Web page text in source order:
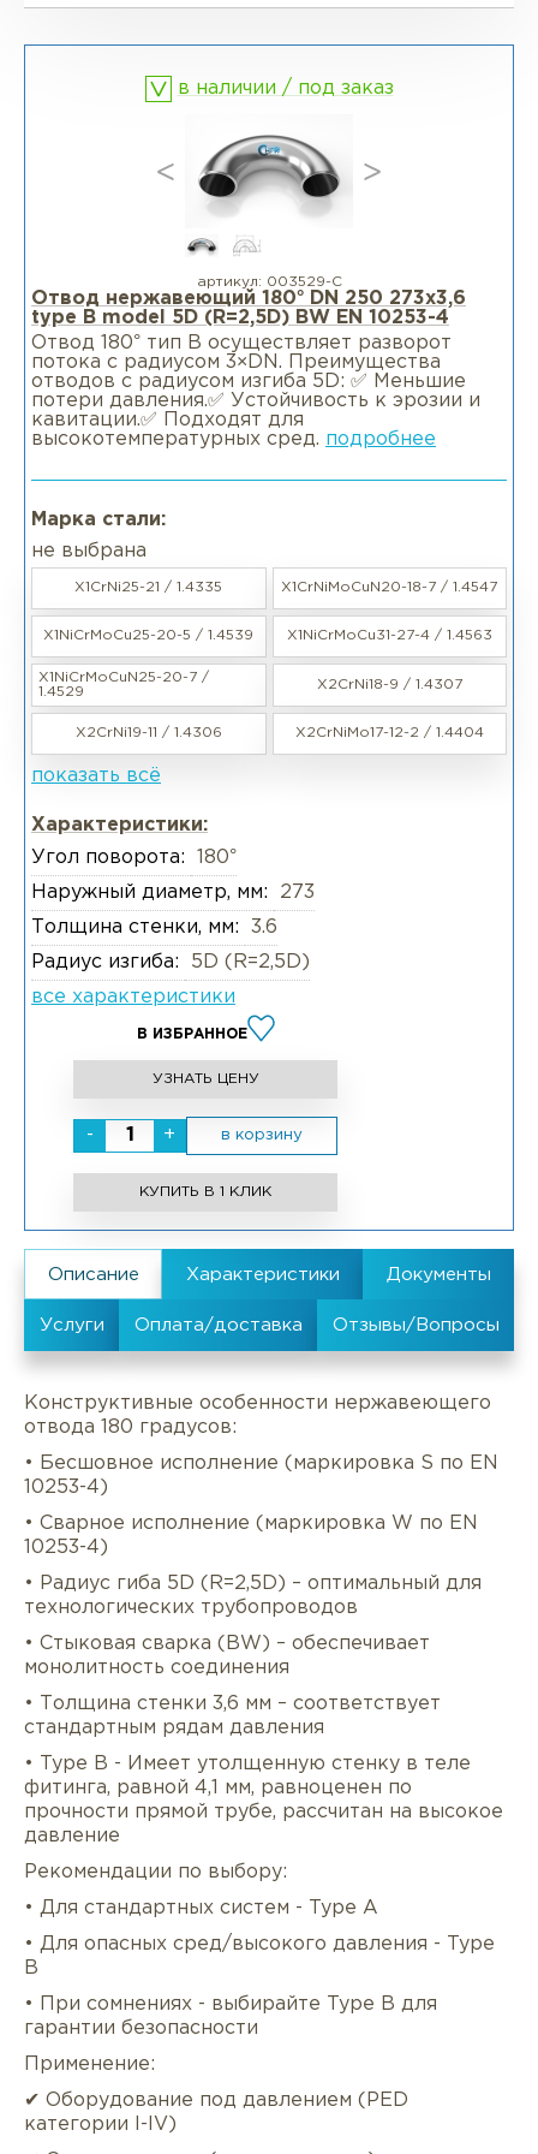
Фланцы раструбные SW
Фланцы свободные LJ
Фланцы воротниковые удлиненные
Фланцы воротниковые WN
в наличии / под заказ
артикул: 003529-С
Отвод нержавеющий 180° DN 250 273x3,6
type B model 5D (R=2,5D) BW EN 10253-4
Отвод 180° тип В осуществляет разворот
потока с радиусом 3×DN. Преимущества
отводов с радиусом изгиба 5D: ✅ Меньшие
потери давления.✅ Устойчивость к эрозии и
кавитации.✅ Подходят для
высокотемпературных сред. подробнее
Марка стали:
не выбрана
X1CrNi25-21 / 1.4335 X1CrNiMoCuN20-18-7 / 1.4547
X1NiCrMoCu25-20-5 / 1.4539 X1NiCrMoCu31-27-4 / 1.4563
X1NiCrMoCuN25-20-7 /
1.4529
X2CrNi18-9 / 1.4307
X2CrNi19-11 / 1.4306 X2CrNiMo17-12-2 / 1.4404
показать всё
Характеристики:
Угол поворота:
180°
Наружный диаметр, мм:
273
Толщина стенки, мм:
3.6
Радиус изгиба:
5D (R=2,5D)
все характеристики
В ИЗБРАННОЕ
УЗНАТЬ ЦЕНУ
- + в корзину
КУПИТЬ В 1 КЛИК
Описание Характеристики
Услуги Оплата/доставка Отзывы/
Конструктивные особенности нержавеющего
отвода 180 градусов:
• Бесшовное исполнение (маркировка S по EN
10253-4)
• Сварное исполнение (маркировка W по EN
10253-4)
• Радиус гиба 5D (R=2,5D) – оптимальный для
технологических трубопроводов
• Стыковая сварка (BW) – обеспечивает
монолитность соединения
• Толщина стенки 3,6 мм – соответствует
стандартным рядам давления
• Type B - Имеет утолщенную стенку в теле
фитинга, равной 4,1 мм, равноценен по
прочности прямой трубе, рассчитан на высокое
давление
Рекомендации по выбору:
• Для стандартных систем - Type A
• Для опасных сред/высокого давления - Type
B
• При сомнениях - выбирайте Type B для
гарантии безопасности
Применение:
✔ Оборудование под давлением (PED
категории I-IV)